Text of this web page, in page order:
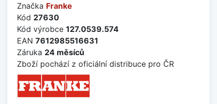
Značka Franke
Kód 27630
Kód výrobce 127.0539.574
EAN 7612985516631
Záruka 24 měsíců
Zboží pochází z oficiální distribuce pro ČR